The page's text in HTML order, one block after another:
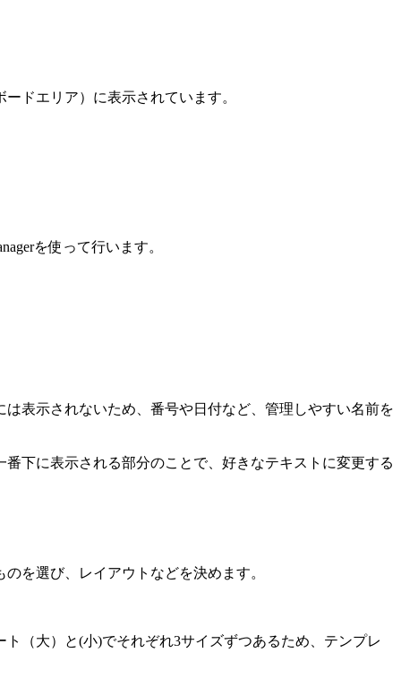
ドエリア）に表示されています。
を使って行います。
表示されないため、番号や日付など、管理しやすい名前を
下に表示される部分のことで、好きなテキストに変更する
を選び、レイアウトなどを決めます。
（大）と(小)でそれぞれ3サイズずつあるため、テンプレ